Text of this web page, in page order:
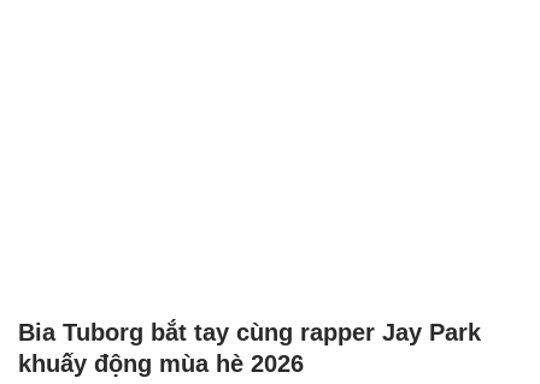
Bia Tuborg bắt tay cùng rapper Jay Park
khuấy động mùa hè 2026